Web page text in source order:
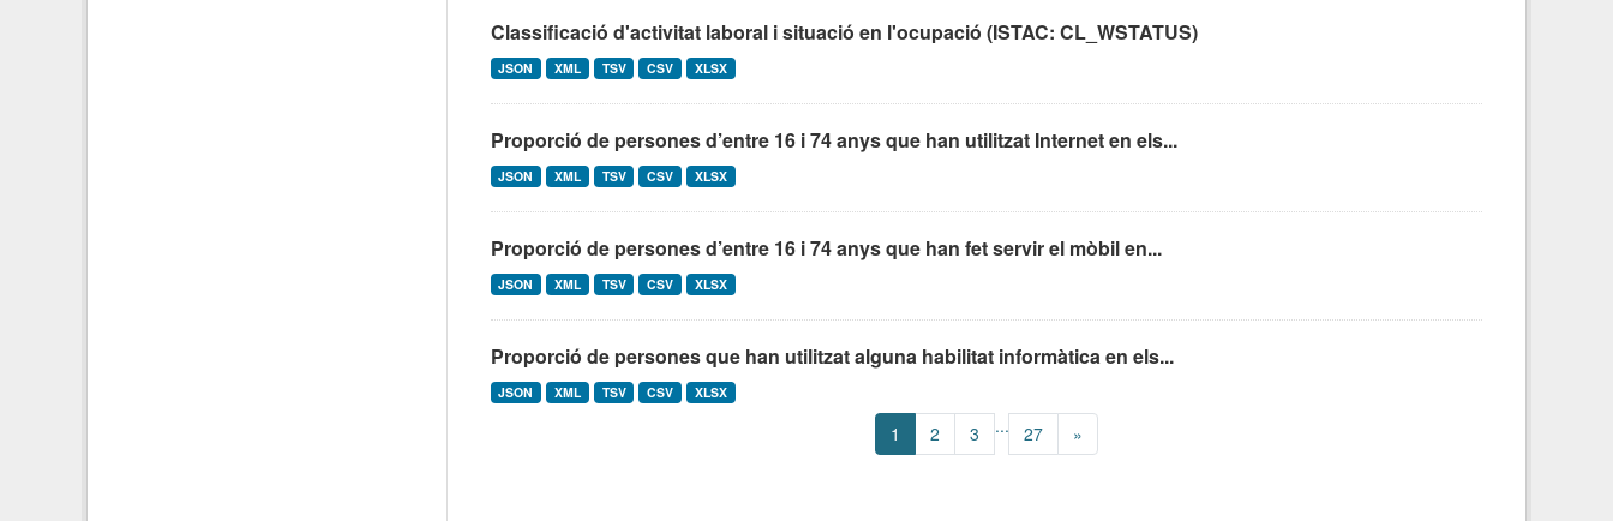
Classificació d'activitat laboral i situació en l'ocupació (ISTAC: CL_WSTATUS)
JSON XML TSV CSV XLSX
Proporció de persones d’entre 16 i 74 anys que han utilitzat Internet en els...
JSON XML TSV CSV XLSX
Proporció de persones d’entre 16 i 74 anys que han fet servir el mòbil en...
JSON XML TSV CSV XLSX
Proporció de persones que han utilitzat alguna habilitat informàtica en els...
JSON XML TSV CSV XLSX
1 2 3 ... 27 »